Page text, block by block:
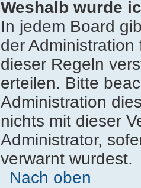
Weshalb wurde
In jedem Board
der
dieser Regeln
erteilen. Bitte
Administration
nichts mit dieser
Administrator,
verwarnt wurdest.
Nach oben